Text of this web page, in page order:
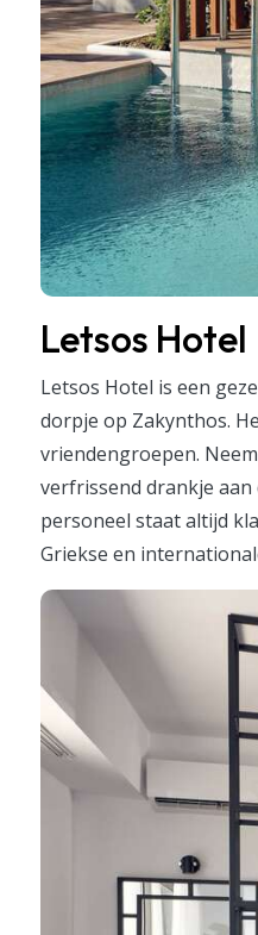
Letsos Hotel
Letsos Hotel is een
dorpje op Zakynthos.
vriendengroepen.
verfrissend drankje
personeel staat altijd
Griekse en